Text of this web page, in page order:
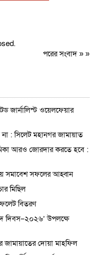
পরের সংবাদ» »
জার্নালিস্ট ওয়েলফেয়ার
: সিলেট মহানগর জামায়াত
আরও জোরদার করতে হবে :
সমাবেশ সফলের আহ্বান
মিছিল
বিতরণ
দিবস–২০২৬’ উপলক্ষে
দোয়া মাহফিল